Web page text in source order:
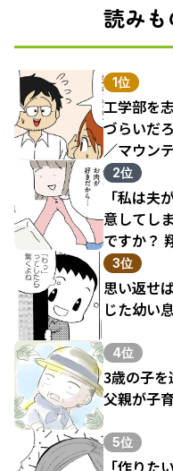
読み
1位
工学部を
づらいだ
／マウン
結果（1）
2位
「私は夫
意してし
ですか？
3位
思い返せ
じた幼い
4位
3歳の子
父親が子
5位
「作りた